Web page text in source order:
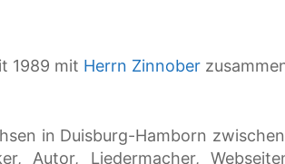
1989 mit Herrn Zinnober
in Duisburg-Hamborn
Autor, Liedermacher,